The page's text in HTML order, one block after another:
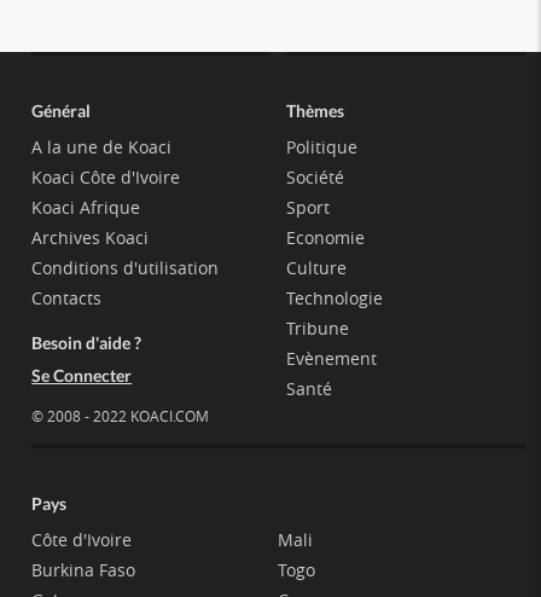
Général
A la une de Koaci
Koaci Côte d'Ivoire
Koaci Afrique
Archives Koaci
Conditions d'utilisation
Contacts
Besoin d'aide ?
Se Connecter
© 2008 - 2022 KOACI.COM
Thèmes
Politique
Société
Sport
Economie
Culture
Technologie
Tribune
Evènement
Santé
Pays
Côte d'Ivoire
Burkina Faso
Mali
Togo